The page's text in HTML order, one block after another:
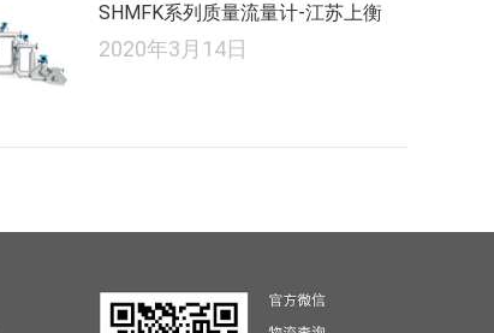
SHMFK系列质量流量计-江苏上衡
2020年3月14日